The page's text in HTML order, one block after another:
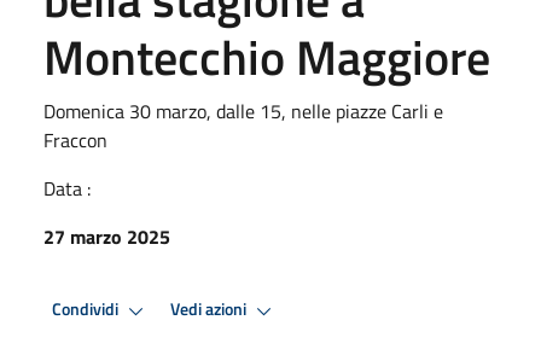
Montecchio Maggiore
Domenica 30 marzo, dalle 15, nelle piazze Carli e
Fraccon
Data :
27 marzo 2025
Condividi Vedi azioni